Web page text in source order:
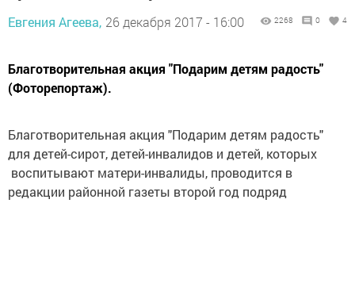
Евгения Агеева, 26 декабря 2017 - 16:00 2268 0 4
Благотворительная акция "Подарим детям радость"
(Фоторепортаж).
Благотворительная акция "Подарим детям радость"
для детей-сирот, детей-инвалидов и детей, которых
воспитывают матери-инвалиды, проводится в
редакции районной газеты второй год подряд